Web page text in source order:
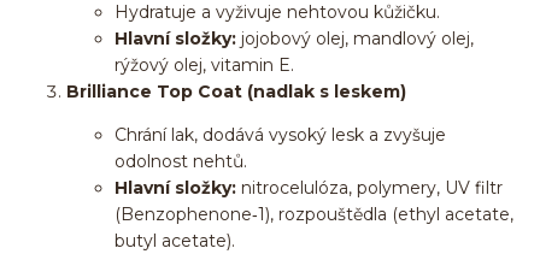
Hydratuje a vyživuje nehtovou kůžičku.
Hlavní složky: jojobový olej, mandlový olej,
rýžový olej, vitamin E.
Brilliance Top Coat (nadlak s leskem)
Chrání lak, dodává vysoký lesk a zvyšuje
odolnost nehtů.
Hlavní složky: nitrocelulóza, polymery, UV filtr
(Benzophenone‑1), rozpouštědla (ethyl acetate,
butyl acetate).